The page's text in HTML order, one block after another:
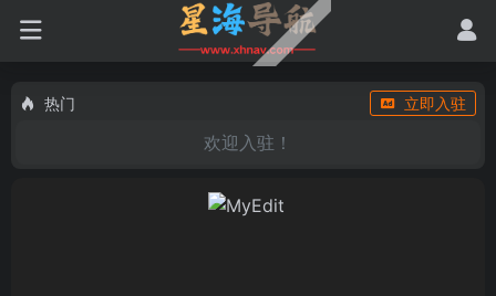
热门 立即入驻
欢迎入驻！